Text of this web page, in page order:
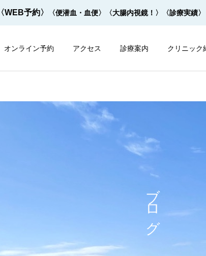
〈WEB予約〉 〈便潜血・血便〉 〈大腸内視鏡！〉 〈診療実績〉
オンライン予約 アクセス 診療案内 クリニック
ブログ